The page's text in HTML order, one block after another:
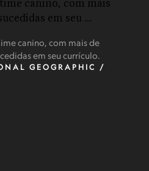
canino, com mais de
em seu currículo.
GEOGRAPHIC /